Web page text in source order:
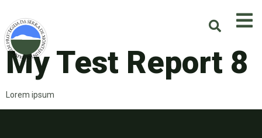
My Test Report 8
Lorem ipsum